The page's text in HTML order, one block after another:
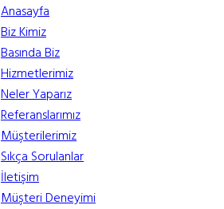
Anasayfa
Biz Kimiz
Basında Biz
Hizmetlerimiz
Neler Yaparız
Referanslarımız
Müşterilerimiz
Sıkça Sorulanlar
İletişim
Müşteri Deneyimi